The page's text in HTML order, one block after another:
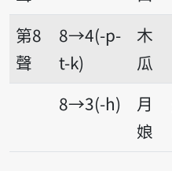
第8
聲
8→4(-p-
t-k)
木
瓜
8→3(-h)
月
娘